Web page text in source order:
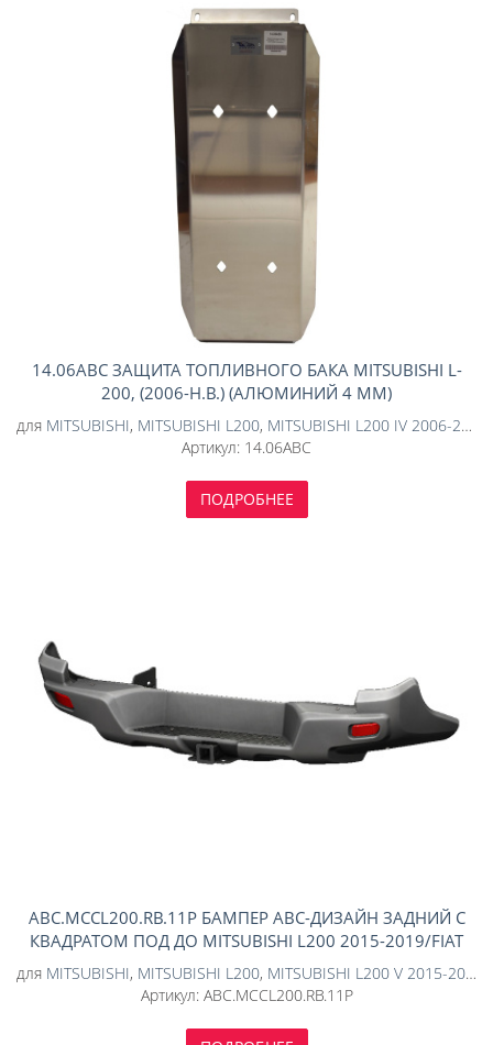
14.06ABC ЗАЩИТА ТОПЛИВНОГО БАКА MITSUBISHI L-
200, (2006-Н.В.) (АЛЮМИНИЙ 4 ММ)
для MITSUBISHI, MITSUBISHI L200, MITSUBISHI L200 IV 2006-2015
Артикул: 14.06ABC
ПОДРОБНЕЕ
ABC.MCCL200.RB.11P БАМПЕР АВС-ДИЗАЙН ЗАДНИЙ С
КВАДРАТОМ ПОД ДО MITSUBISHI L200 2015-2019/FIAT
FULLBACK (2016-) (ПОД ПОКРАСКУ)
для MITSUBISHI, MITSUBISHI L200, MITSUBISHI L200 V 2015-2018
Артикул: ABC.MCCL200.RB.11P